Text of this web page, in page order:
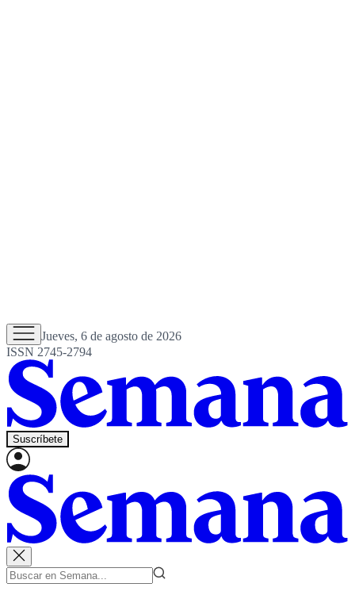
Jueves, 6 de agosto de 2026
ISSN 2745-2794
Suscríbete